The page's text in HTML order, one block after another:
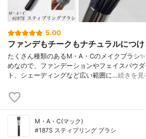
5.00
ファンデもチークもナチュラルにつ
たくさん種類のあるM・A・Cのメイクブラシ
めなので、ファンデーションやフェイスパウ
ト、シェーディングなど広い範囲に…続きを見
M・A・C(マック)
#187S スティプリング ブラシ